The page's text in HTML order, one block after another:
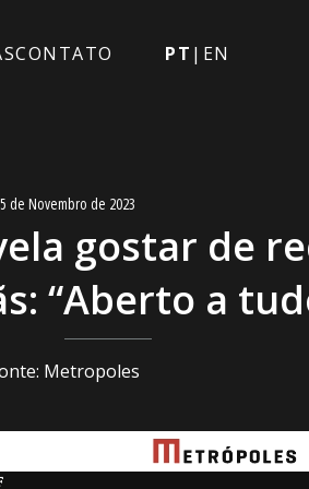
CONTATO PT | EN
de Novembro de 2023
gostar de
“Aberto a
Metropoles